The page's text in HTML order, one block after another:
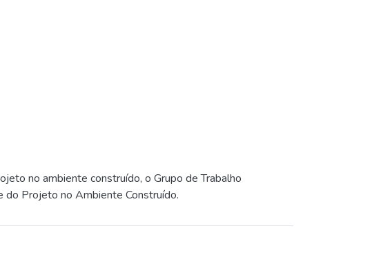
no ambiente construído, o Grupo de Trabalho
do Projeto no Ambiente Construído.